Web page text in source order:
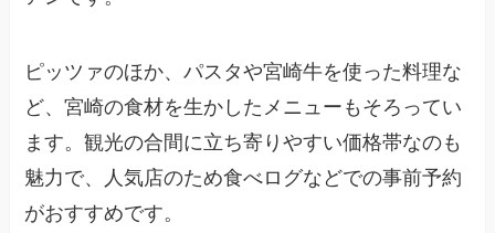
ピッツァのほか、パスタや宮崎牛を使った料理な
ど、宮崎の食材を生かしたメニューもそろってい
ます。観光の合間に立ち寄りやすい価格帯なのも
魅力で、人気店のため食べログなどでの事前予約
がおすすめです。